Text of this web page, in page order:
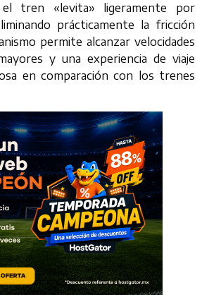
el tren «levita» ligeramente por
prácticamente la fricción
permite alcanzar velocidades
y una experiencia de viaje
en comparación con los trenes